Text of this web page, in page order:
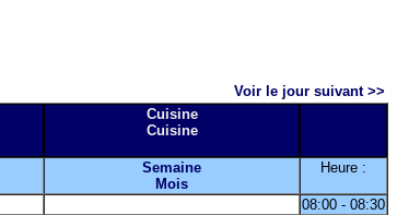
Voir le jour suivant >>
Cuisine
Cuisine
Semaine
Mois
Heure :
08:00 - 08:30